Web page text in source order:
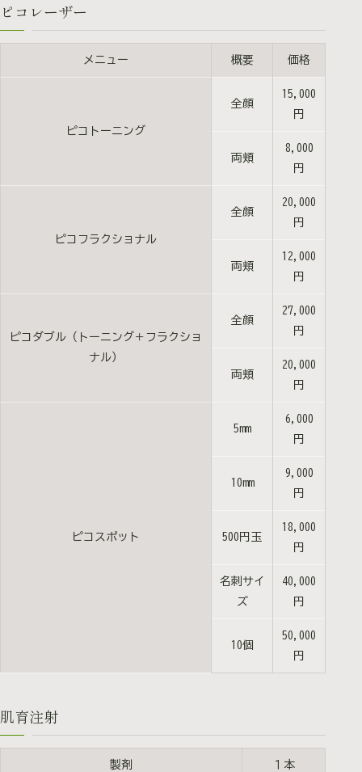
ピコレーザー
メニュー 概要 価格
ピコトーニング
全顔
15,000
円
両頬
8,000
円
ピコフラクショナル
全顔
20,000
円
両頬
12,000
円
ピコダブル（トーニング＋フラクショ
ナル）
全顔
27,000
円
両頬
20,000
円
ピコスポット
5mm
6,000
円
10mm
9,000
円
500円玉
18,000
円
名刺サイ
ズ
40,000
円
10個
50,000
円
肌育注射
製剤 １本